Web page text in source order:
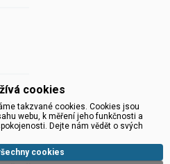
cookies
takzvané cookies. Cookies jsou
webu, k měření jeho funkčnosti a
Dejte nám vědět o svých
cookies